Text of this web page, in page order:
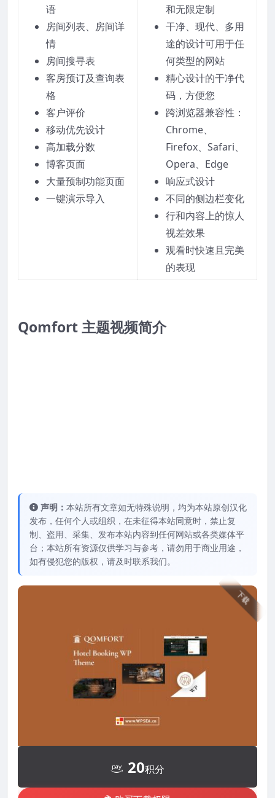
语
房间列表、房间详
情
房间搜寻表
客房预订及查询表
格
客户评价
移动优先设计
高加载分数
博客页面
大量预制功能页面
一键演示导入
和无限定制
干净、现代、多用
途的设计可用于任
何类型的网站
精心设计的干净代
码，方便您
跨浏览器兼容性：
Chrome、
Firefox、Safari、
Opera、Edge
响应式设计
不同的侧边栏变化
行和内容上的惊人
视差效果
观看时快速且完美
的表现
Qomfort 主题视频简介
声明： 本站所有文章如无特殊说明，均为本站原创汉化
发布，任何个人或组织，在未征得本站同意时，禁止复
制、盗用、采集、发布本站内容到任何网站或各类媒体平
台；本站所有资源仅供学习与参考，请勿用于商业用途，
如有侵犯您的版权，请及时联系我们。
下载
20积分